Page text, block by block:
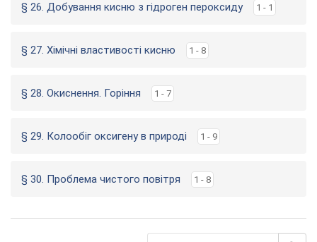
§ 26. Добування кисню з гідроген пероксиду 1 - 1
§ 27. Хімічні властивості кисню 1 - 8
§ 28. Окиснення. Горіння 1 - 7
§ 29. Колообіг оксигену в природі 1 - 9
§ 30. Проблема чистого повітря 1 - 8